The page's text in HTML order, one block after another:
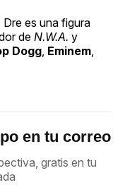
Dre es una figura
de N.W.A. y
Dogg Eminem
en tu correo
gratis en tu